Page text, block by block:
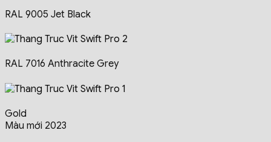
RAL 9005 Jet Black
RAL 7016 Anthracite Grey
Gold
Màu mới 2023